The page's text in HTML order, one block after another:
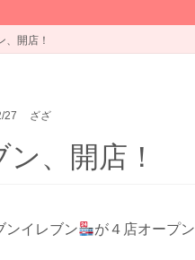
、開店！
27 ざざ
、開店！
ンイレブン が４店オープン